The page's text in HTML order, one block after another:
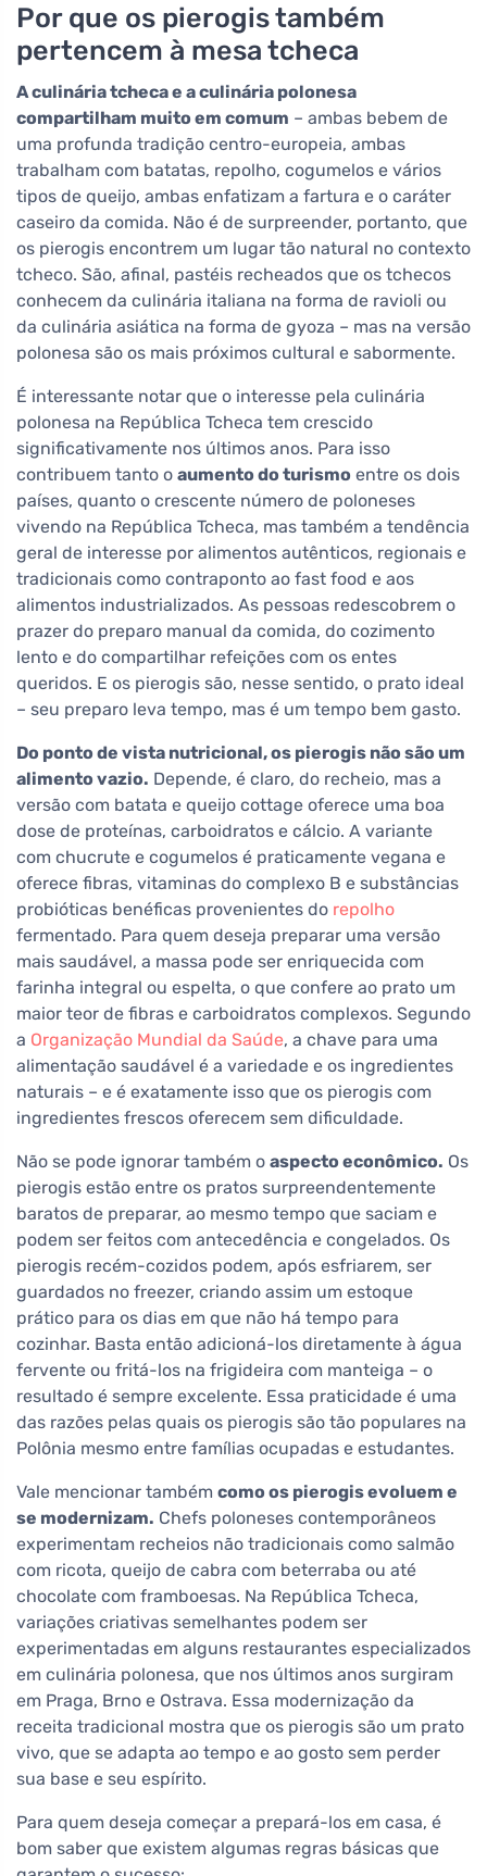
Por que os pierogis também
pertencem à mesa tcheca
A culinária tcheca e a culinária polonesa
compartilham muito em comum – ambas bebem de
uma profunda tradição centro-europeia, ambas
trabalham com batatas, repolho, cogumelos e vários
tipos de queijo, ambas enfatizam a fartura e o caráter
caseiro da comida. Não é de surpreender, portanto, que
os pierogis encontrem um lugar tão natural no contexto
tcheco. São, afinal, pastéis recheados que os tchecos
conhecem da culinária italiana na forma de ravioli ou
da culinária asiática na forma de gyoza – mas na versão
polonesa são os mais próximos cultural e sabormente.
É interessante notar que o interesse pela culinária
polonesa na República Tcheca tem crescido
significativamente nos últimos anos. Para isso
contribuem tanto o aumento do turismo entre os dois
países, quanto o crescente número de poloneses
vivendo na República Tcheca, mas também a tendência
geral de interesse por alimentos autênticos, regionais e
tradicionais como contraponto ao fast food e aos
alimentos industrializados. As pessoas redescobrem o
prazer do preparo manual da comida, do cozimento
lento e do compartilhar refeições com os entes
queridos. E os pierogis são, nesse sentido, o prato ideal
– seu preparo leva tempo, mas é um tempo bem gasto.
Do ponto de vista nutricional, os pierogis não são um
alimento vazio. Depende, é claro, do recheio, mas a
versão com batata e queijo cottage oferece uma boa
dose de proteínas, carboidratos e cálcio. A variante
com chucrute e cogumelos é praticamente vegana e
oferece fibras, vitaminas do complexo B e substâncias
probióticas benéficas provenientes do repolho
fermentado. Para quem deseja preparar uma versão
mais saudável, a massa pode ser enriquecida com
farinha integral ou espelta, o que confere ao prato um
maior teor de fibras e carboidratos complexos. Segundo
a Organização Mundial da Saúde, a chave para uma
alimentação saudável é a variedade e os ingredientes
naturais – e é exatamente isso que os pierogis com
ingredientes frescos oferecem sem dificuldade.
Não se pode ignorar também o aspecto econômico. Os
pierogis estão entre os pratos surpreendentemente
baratos de preparar, ao mesmo tempo que saciam e
podem ser feitos com antecedência e congelados. Os
pierogis recém-cozidos podem, após esfriarem, ser
guardados no freezer, criando assim um estoque
prático para os dias em que não há tempo para
cozinhar. Basta então adicioná-los diretamente à água
fervente ou fritá-los na frigideira com manteiga – o
resultado é sempre excelente. Essa praticidade é uma
das razões pelas quais os pierogis são tão populares na
Polônia mesmo entre famílias ocupadas e estudantes.
Vale mencionar também como os pierogis evoluem e
se modernizam. Chefs poloneses contemporâneos
experimentam recheios não tradicionais como salmão
com ricota, queijo de cabra com beterraba ou até
chocolate com framboesas. Na República Tcheca,
variações criativas semelhantes podem ser
experimentadas em alguns restaurantes especializados
em culinária polonesa, que nos últimos anos surgiram
em Praga, Brno e Ostrava. Essa modernização da
receita tradicional mostra que os pierogis são um prato
vivo, que se adapta ao tempo e ao gosto sem perder
sua base e seu espírito.
Para quem deseja começar a prepará-los em casa, é
bom saber que existem algumas regras básicas que